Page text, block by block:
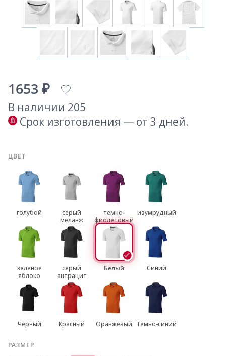
1653 ₽
В наличии 205
Срок изготовления — от 3 дней.
ЦВЕТ
голубой
серый
меланж
темно-
фиолетовый
изумрудный
зеленое
яблоко
серый
антрацит
Белый Синий
Черный Красный Оранжевый Темно-синий
РАЗМЕР